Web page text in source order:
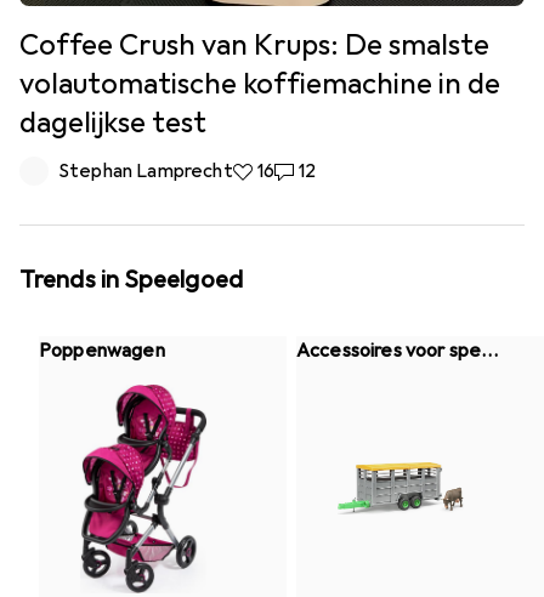
Coffee Crush van Krups: De smalste
volautomatische koffiemachine in de
dagelijkse test
Stephan Lamprecht16 Likes
1612 Reacties
12
Trends in Speelgoed
Poppenwagen
Accessoires voor speel